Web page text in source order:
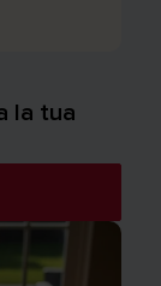
la tua